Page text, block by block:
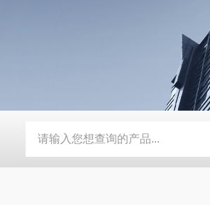
水功能 SMD-210PF-FPC抗寒耐湿